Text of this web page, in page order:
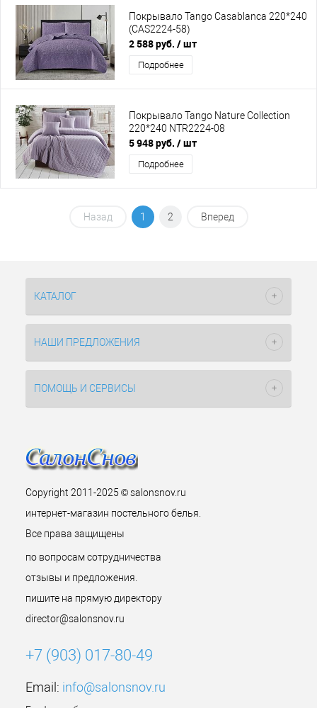
Покрывало Tango Casablanca 220*240
(CAS2224-58)
2 588 руб. / шт
Подробнее
Покрывало Tango Nature Collection
220*240 NTR2224-08
5 948 руб. / шт
Подробнее
Назад 1 2 Вперед
КАТАЛОГ
НАШИ ПРЕДЛОЖЕНИЯ
ПОМОЩЬ И СЕРВИСЫ
Copyright 2011-2025 © salonsnov.ru
интернет-магазин постельного белья.
Все права защищены
по вопросам сотрудничества
отзывы и предложения.
пишите на прямую директору
director@salonsnov.ru
+7 (903) 017-80-49
Email: info@salonsnov.ru